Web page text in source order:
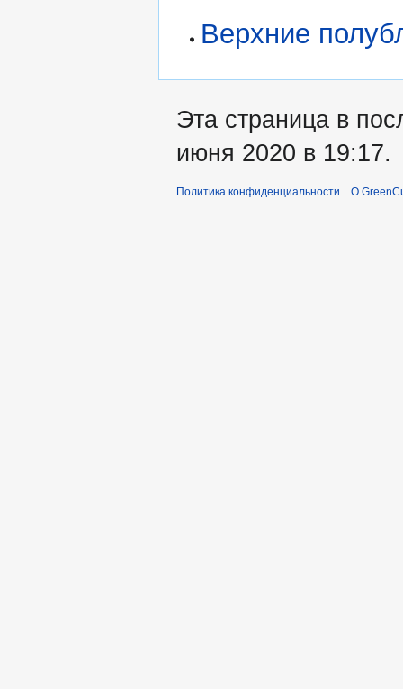
Верхние
Эта страница в
июня 2020 в 19:17.
Политика конфиденциальности О